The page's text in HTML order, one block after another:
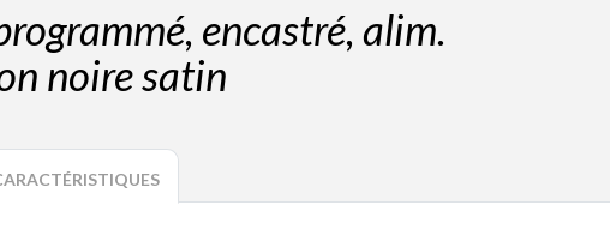
encastré, alim.
noire satin